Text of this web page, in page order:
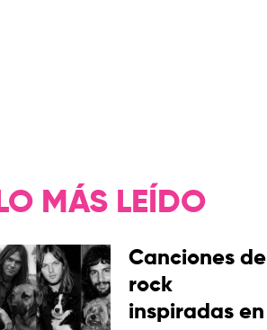
LO MÁS LEÍDO
Canciones de
rock
inspiradas en